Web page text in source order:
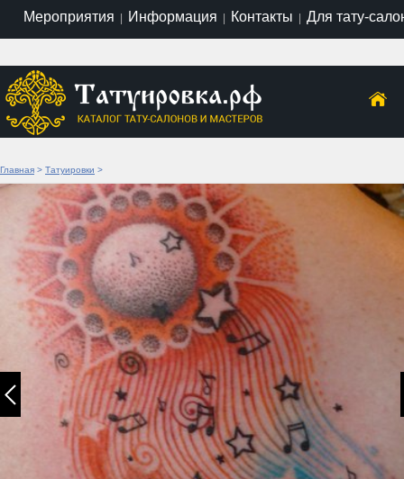
Мероприятия | Информация | Контакты | Для тату-
Главная > Татуировки >